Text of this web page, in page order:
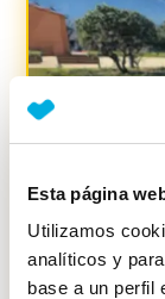
Esta página
Utilizamos
analíticos y
base a un perfil